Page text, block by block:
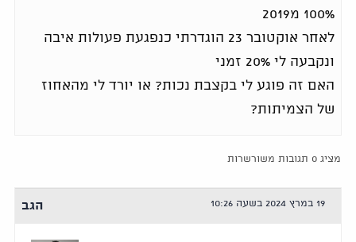
100% מ2019
לאחר אוקטובר 23 הוגדרתי כנפגעת פעולות איבה
ונקבעה לי 20% זמני
האם זה פוגע לי בקצבת נכות? או יורד לי מהאחוז
של הצמיתות?
מציג 0 תגובות משורשרות
19 במרץ 2024 בשעה 10:26 הגב